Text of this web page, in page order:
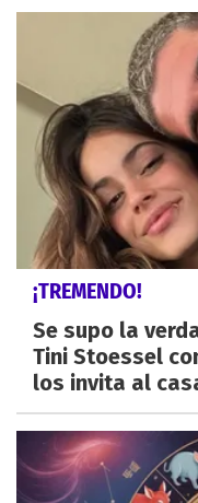
¡TREMENDO!
Se supo la
Tini Stoessel
los invita al